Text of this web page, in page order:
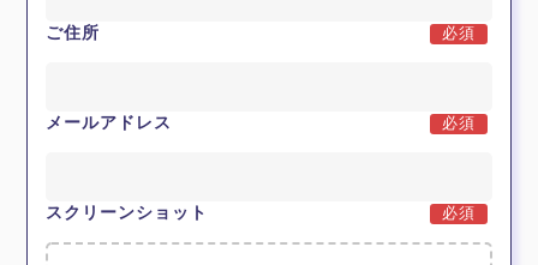
ご住所 必須
メールアドレス 必須
スクリーンショット 必須